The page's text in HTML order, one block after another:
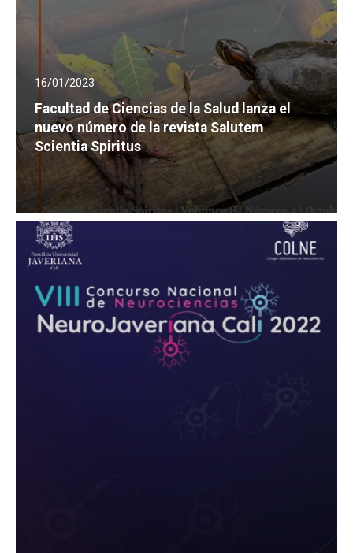
16/01/2023
Facultad de Ciencias de la Salud lanza el
nuevo número de la revista Salutem
Scientia Spiritus